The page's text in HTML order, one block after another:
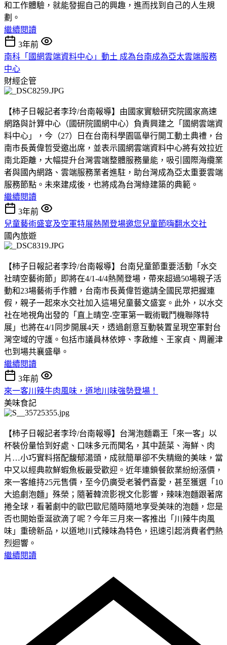
和工作體驗，就能發掘自己的興趣，進而找到自己的人生規
劃。
繼續閱讀
3年前
南科「國網雲端資料中心」動土 成為台南成為亞太雲端服務
中心
財經企管
【柿子日報記者李玲/台南報導】由國家實驗研究院國家高速
網路與計算中心（國研院國網中心）負責興建之「國網雲端資
料中心」，今（27）日在台南科學園區舉行開工動土典禮，台
南市長黃偉哲受邀出席，並表示國網雲端資料中心將有效拉近
南北距離，大幅提升台灣雲端整體服務量能，吸引國際海纜業
者與國內網路、雲端服務業者進駐，助台灣成為亞太重要雲端
服務節點。未來建成後，也將成為台灣綠建築的典範。
繼續閱讀
3年前
兒童藝術盛宴及空軍特展熱鬧登場邀您兒童節嗨翻水交社
國內旅遊
【柿子日報記者李玲/台南報導】台南兒童節重要活動「水交
社晴空藝術節」即將在4/1-4/4熱鬧登場，帶來超過50場親子活
動和23場藝術手作體，台南市長黃偉哲邀請全國民眾把握連
假，親子一起來水交社加入這場兒童藝文盛宴。此外，以水交
社在地視角出發的「直上晴空-空軍第一戰術戰鬥機聯隊特
展」也將在4/1同步開展4天，透過創意互動裝置呈現空軍對台
灣空域的守護。包括市議員林依婷、李啟維、王家貞、周麗津
也到場共襄盛舉。
繼續閱讀
3年前
來一客川辣牛肉風味，道地川味強勢登場！
美味食記
【柿子日報記者李玲/台南報導】台灣泡麵霸王「來一客」以
杯裝份量恰到好處、口味多元而聞名，其中蔬菜、海鮮、肉
片…小巧實料搭配馥郁湯頭，成就簡單卻不失精緻的美味，當
中又以經典款鮮蝦魚板最受歡迎。近年連鎖餐飲業紛紛漲價，
來一客維持25元售價，至今仍廣受老饕們喜愛，甚至獲選「10
大追劇泡麵」殊榮；隨著韓流影視文化影響，辣味泡麵跟著席
捲全球，看著劇中的歐巴歐尼隨時隨地享受美味的泡麵，您是
否也開始垂涎欲滴了呢？今年三月來一客推出「川辣牛肉風
味」重磅新品，以道地川式辣味為特色，迅速引起消費者們熱
烈迴響。
繼續閱讀